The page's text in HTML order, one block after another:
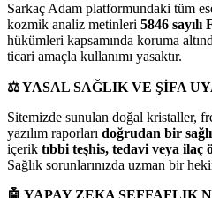
Sarkaç Adam platformundaki tüm
kozmik analiz metinleri 5846 sayılı
hükümleri kapsamında koruma
ticari amaçla kullanımı yasaktır.
⚖️YASAL SAĞLIK VE ŞİFA
Sitemizde sunulan doğal kristaller,
yazılım raporları doğrudan bir
içerik tıbbi teşhis, tedavi veya
Sağlık sorunlarınızda uzman bir